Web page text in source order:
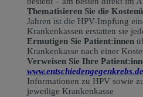
Thematisieren Sie die
Jahren ist die HPV-Impfung
Krankenkassen erstatten sie
Ermutigen Sie Patient:innen
Krankenkasse nach einer
Verweisen Sie Ihre
www.entschiedengegenkrebs.de
Informationen zu HPV sowie
jeweilige Krankenkasse